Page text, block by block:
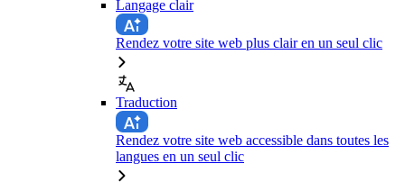
Langage clair
Rendez votre site web plus clair en un seul clic
Traduction
Rendez votre site web accessible dans toutes les
langues en un seul clic